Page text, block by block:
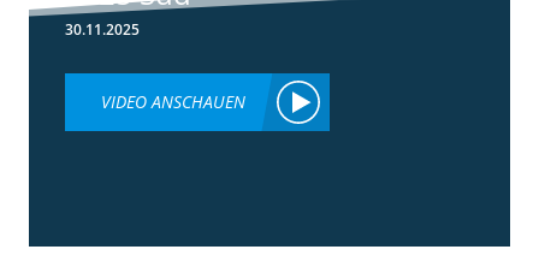
30.11.2025
VIDEO ANSCHAUEN